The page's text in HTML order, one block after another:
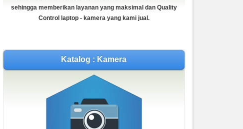
sehingga memberikan layanan yang maksimal dan Quality
Control laptop - kamera yang kami jual.
Katalog : Kamera